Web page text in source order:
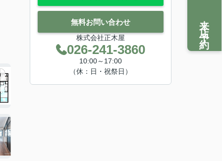
無料お問い合わせ
株式会社正木屋
026-241-3860
10:00～17:00
（休：日・祝祭日）
来店予約